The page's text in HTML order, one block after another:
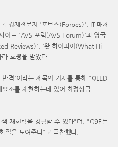
경제전문지 '포브스(Forbes)', IT 매체
이트 'AVS 포럼(AVS Forum)'과 영국
Reviews)', '왓 하이파이(What Hi-
호평을 받았다.
격'이라는 제목의 기사를 통해 "QLED
소를 재현하는데 있어 최정상급
재현력을 경험할 수 있다"며, "Q9F는
질을 보여준다"고 극찬했다.